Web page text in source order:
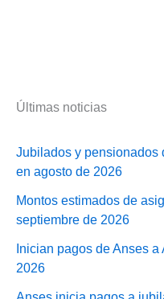
Últimas noticias
Jubilados y pensionados
en agosto de 2026
Montos estimados de
septiembre de 2026
Inician pagos de Anses
2026